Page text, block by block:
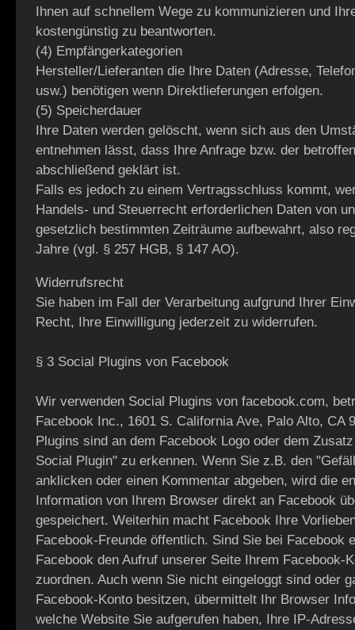
Ihnen auf schnellem Wege zu kommunizieren und
kostengünstig zu beantworten.
(4) Empfängerkategorien
Hersteller/Lieferanten die Ihre Daten (Adresse,
usw.) benötigen wenn Direktlieferungen erfolgen.
(5) Speicherdauer
Ihre Daten werden gelöscht, wenn sich aus den
entnehmen lässt, dass Ihre Anfrage bzw. der
abschließend geklärt ist.
Falls es jedoch zu einem Vertragsschluss kommt,
Handels- und Steuerrecht erforderlichen Daten von
gesetzlich bestimmten Zeiträume aufbewahrt, also
Jahre (vgl. § 257 HGB, § 147 AO).
Widerrufsrecht
Sie haben im Fall der Verarbeitung aufgrund Ihrer
Recht, Ihre Einwilligung jederzeit zu widerrufen.
§ 3 Social Plugins von Facebook
Wir verwenden Social Plugins von facebook.com,
Facebook Inc., 1601 S. California Ave, Palo Alto, CA
Plugins sind an dem Facebook Logo oder dem
Social Plugin" zu erkennen. Wenn Sie z.B. den
anklicken oder einen Kommentar abgeben, wird die
Information von Ihrem Browser direkt an Facebook
gespeichert. Weiterhin macht Facebook Ihre
Facebook-Freunde öffentlich. Sind Sie bei Facebook
Facebook den Aufruf unserer Seite Ihrem Facebook-
zuordnen. Auch wenn Sie nicht eingeloggt sind oder
Facebook-Konto besitzen, übermittelt Ihr Browser
welche Website Sie aufgerufen haben, Ihre IP-